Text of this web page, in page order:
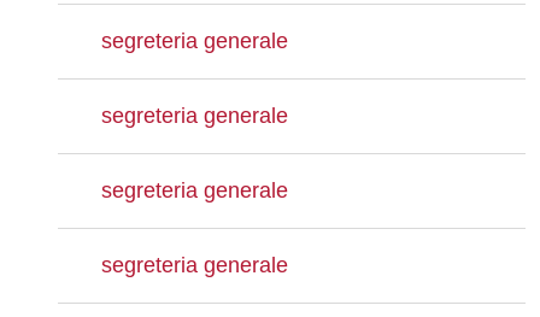
segreteria generale
segreteria generale
segreteria generale
segreteria generale